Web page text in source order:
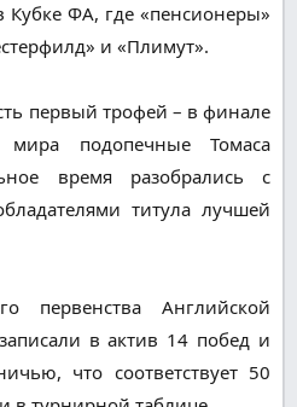
Кубке ФА, где «пенсионеры»
и «Плимут».
первый трофей – в финале
мира подопечные Томаса
время разобрались с
титула лучшей
первенства Английской
в актив 14 побед и
что соответствует 50